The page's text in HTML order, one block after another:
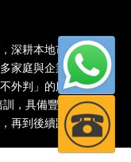
深耕本地市場多年，
家庭與企業信賴的蟲
外判」的服務承諾
，具備豐富的現場處
再到後續跟蹤，全...